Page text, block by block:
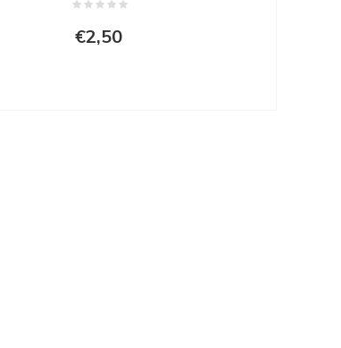
€2,50